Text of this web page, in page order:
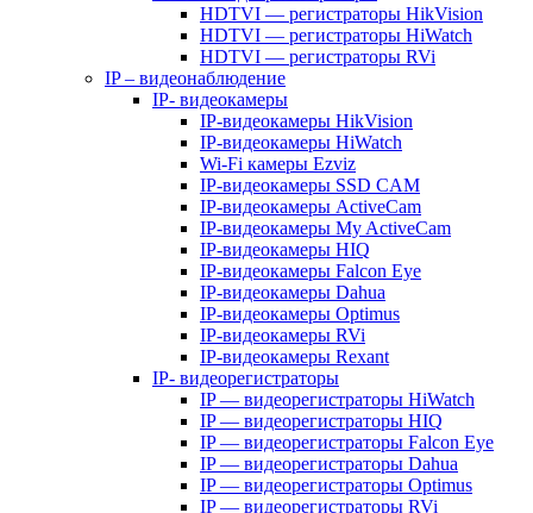
HDTVI — регистраторы HikVision
HDTVI — регистраторы HiWatch
HDTVI — регистраторы RVi
IP – видеонаблюдение
IP- видеокамеры
IP-видеокамеры HikVision
IP-видеокамеры HiWatch
Wi-Fi камеры Ezviz
IP-видеокамеры SSD CAM
IP-видеокамеры ActiveCam
IP-видеокамеры My ActiveCam
IP-видеокамеры HIQ
IP-видеокамеры Falcon Eye
IP-видеокамеры Dahua
IP-видеокамеры Optimus
IP-видеокамеры RVi
IP-видеокамеры Rexant
IP- видеорегистраторы
IP — видеорегистраторы HiWatch
IP — видеорегистраторы HIQ
IP — видеорегистраторы Falcon Eye
IP — видеорегистраторы Dahua
IP — видеорегистраторы Optimus
IP — видеорегистраторы RVi